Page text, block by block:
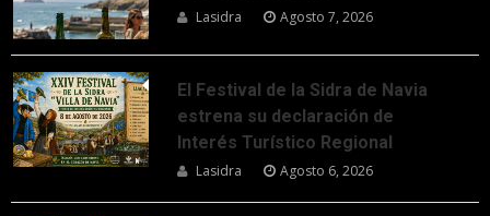
Lasidra Agosto 7, 2026
El Festival de la Sidra de Navia
estrena su declaración de
Interés Turístico Regional
Lasidra Agosto 6, 2026